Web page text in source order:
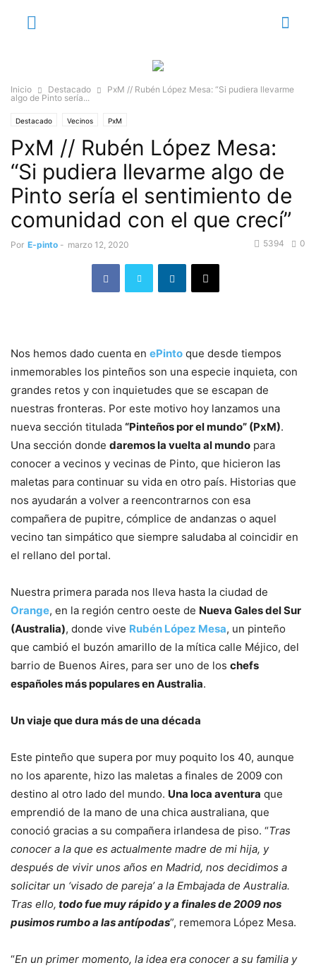
Inicio Destacado
PxM // Rubén López Mesa: “Si pudiera llevarme
algo de Pinto sería...
Destacado Vecinos PxM
PxM // Rubén López Mesa:
“Si pudiera llevarme algo de
Pinto sería el sentimiento de
comunidad con el que crecí”
Por E-pinto - marzo 12, 2020 0
5394
Nos hemos dado cuenta en ePinto que desde tiempos
inmemorables los pinteños son una especie inquieta, con
grandes retos y con inquietudes que se escapan de
nuestras fronteras. Por este motivo hoy lanzamos una
nueva sección titulada “Pinteños por el mundo” (PxM).
Una sección donde daremos la vuelta al mundo para
conocer a vecinos y vecinas de Pinto, que hicieron las
maletas para continuar su vida en otro país. Historias que
nos ayudarán a volver a reencontrarnos con esa
compañera de pupitre, cómplice de andanzas o aquel
vecino tan simpático que siempre saludaba al coincidir en
el rellano del portal.
Nuestra primera parada nos lleva hasta la ciudad de
Orange, en la región centro oeste de Nueva Gales del Sur
(Australia), donde vive Rubén López Mesa, un pinteño
que cambió el buzón amarillo de la mítica calle Méjico, del
barrio de Buenos Aires, para ser uno de los chefs
españoles más populares en Australia.
Un viaje que dura más de una década
Este pinteño que supera por muy poquito los 40, aunque
no los aparente, hizo las maletas a finales de 2009 con
destino al otro lado del mundo. Una loca aventura que
emprendió de la mano de una chica australiana, que
conoció gracias a su compañera irlandesa de piso. “Tras
conocer a la que es actualmente madre de mi hija, y
después de vivir unos años en Madrid, nos decidimos a
solicitar un ‘visado de pareja’ a la Embajada de Australia.
Tras ello, todo fue muy rápido y a finales de 2009 nos
pusimos rumbo a las antípodas”, rememora López Mesa.
“En un primer momento, la idea era conocer a su familia y